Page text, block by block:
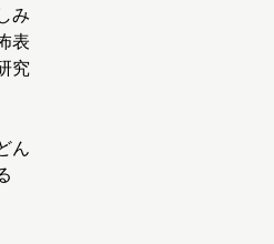
み
表
究
ん